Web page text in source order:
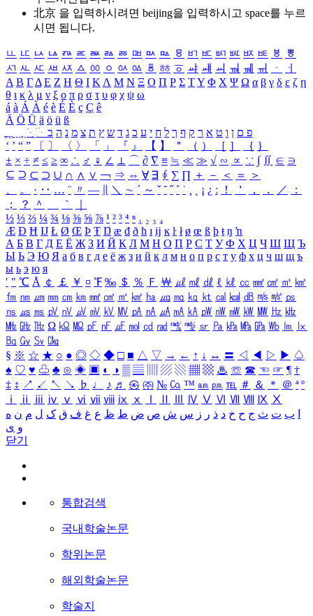
北京 을 입력하시려면 beijing을 입력하시고 space를 누르
시면 됩니다.
ㅥ ㅦ ㅧ ㅨ ㅩ ㅪ ㅫ ㅬ ㅭ ㅮ ㅯ ㅰ ㅱ ㅲ ㅳ ㅴ ㅵ ㅶ ㅷ ㅸ
ㅹ
ㅺ ㅻ ㅼ ㅽ ㅾ ㅿ ㆀ ㆁ ㆂ ㆃ ㆄ ㆅ ㆆ ㆇ ㆈ ㆉ ㆊ ㆋ ㆌ ㆍ
ㆎ
Α Β ΓΔ Ε Ζ Η Θ Ι ΚΛ Μ Ν Ξ Ο Π Ρ Σ ΤΥ Φ Χ Ψ Ω α β γ δ ε ζ η
θ ι κ λ μ ν ξ ο π ρ σ τ υ φ χ ψ ω
á à Á À é è É È ç Ç ê
Ä Ö Ü ä ö ü ß
ִֶֹ ֻּ ׁׂ פ ם ן ו ט א ר ק ף ך ל ח י ע כ ג ד ש ץ ת צ מ נ ה ב
‘ ’ “ ” 〔 〕 〈 〉 「 」 『 』 【 】 ＂ （ ） ［ ］ ｛ ｝
± × ÷ ≠ ≤ ≥ ∞ ∴ ♂ ♀ ∠ ⊥ ⌒ ∂ ∇ ≡ ≒ ≪ ≫ √ ∽ ∝ ∵ ∫ ∬ ∈ ∋
⊆ ⊇ ⊂ ⊃ ∪ ∩ ∧ ∨ ￢ ⇒ ⇔ ∀ ∃ ∮ ∑ ∏ ＋ － ＜ ＝
＞
、
。 · ‥ … ¨ 〃 ― ＼ ∼ ´ ～ ˇ ˘ ˝ ˚ ˙ ¸ ¡ ¿ ː ！ ＇ ， ． ／
：
；
？ ＾ ｀
½ ⅓ ⅔ ¼ ¾ ⅛ ⅜ ⅝ ⅞ ¹ ² ³ ⁴ ⁿ ₁ ₂ ₃ ₄
Æ Ð Ħ Ĳ Ł Ø Œ Þ Ŧ Ŋ æ đ ð ħ ı ĳ ĸ ŀ ł ø œ ß þ ŧ ŋ ŉ
А Б В Г Д Е Ё Ж З И Й К Л М Н О П Р С Т У Ф Х Ц Ч Ш Щ Ъ
Ы Ь Э Ю Я а б в г д е ё ж з и й к л м н о п р с т у ф х ц ч ш щ ъ
ы ь э ю я
′ ″ ℃ Å ￠ ￡ ￥ ¤ ℉ ‰ ＄ ％ Ｆ ￦ ㎕ ㎖ ㎗ ℓ ㎘ ㏄ ㎣ ㎤ ㎥ ㎦
㎙ ㎚ ㎛ ㎜ ㎝ ㎞ ㎟ ㎠ ㎡ ㎢ ㏊ ㎍ ㎎ ㎏ ㏏ ㎈ ㎉ ㏈ ㎧ ㎨ ㎰
㎱ ㎲ ㎳ ㎴ ㎵ ㎶ ㎷ ㎸ ㎹ ㎀ ㎁ ㎂ ㎃ ㎄ ㎺ ㎻ ㎽ ㎾ ㎿ ㎐ ㎑
㎒ ㎓ ㎔ Ω ㏀ ㏁ ㎊ ㎋ ㎌ ㏖ ㏅ ㎭ ㎮ ㎯ ㏛ ㎩ ㎪ ㎫ ㎬ ㏝ ㏐
㏓
㏃ ㏉ ㏜ ㏆
§ ※ ☆ ★ ○ ● ◎ ◇ ◆ □ ■ △ ▽ → ← ↑ ↓ ↔ 〓 ◁ ◀ ▷ ▶ ♤
♠ ♡ ♥ ♧ ♣ ⊙ ◈ ▣ ◐ ◑ ▒ ▤ ▨ ▧ ▦ ▩ ♨ ☏ ☎ ☜ ☞ ¶ †
‡ ↕ ↗ ↙ ↖ ↘ ♭ ♩ ♪ ♬ ㉿ ㈜ № ㏇ ™ ㏂ ㏘ ℡ ＃ ＆ ＊ ＠ ª º
ⅰ
ⅱ ⅲ ⅳ ⅴ ⅵ ⅶ ⅷ ⅸ ⅹ Ⅳ Ⅴ Ⅵ Ⅶ Ⅷ Ⅸ Ⅹ
ب ت ث ج ح خ د ذ ر ز س ش ص ض ط ظ ع غ ف ق ک ل م ن ه
و ی
닫기
통합검색
국내학술논문
학위논문
해외학술논문
학술지